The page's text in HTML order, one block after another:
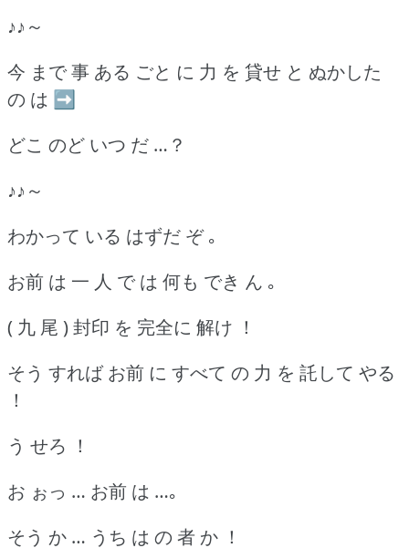
♪♪～
今 まで 事 ある ごと に 力 を 貸せ と ぬかした
の は ➡
どこ のど いつ だ …？
♪♪～
わかって いる はずだ ぞ ｡
お前 は 一 人 で は 何も でき ん ｡
( 九 尾 ) 封印 を 完全に 解け ！
そう すれば お前 に すべて の 力 を 託して やる
！
う せろ ！
お ぉっ … お前 は …｡
そう か … うち は の 者 か ！